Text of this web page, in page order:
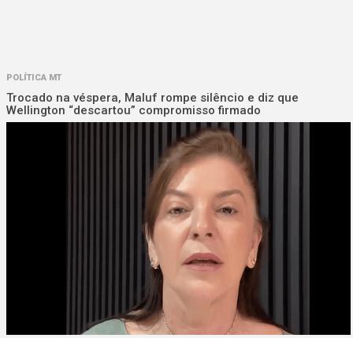
POLÍTICA MT
Trocado na véspera, Maluf rompe silêncio e diz que
Wellington “descartou” compromisso firmado